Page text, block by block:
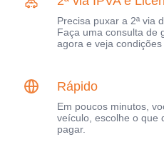
Precisa puxar a 2ª via
Faça uma consulta de
agora e veja
Rápido
Em poucos minutos,
veículo, escolhe o que
pagar.